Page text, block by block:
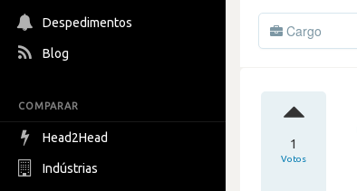
Despedimentos
Blog
COMPARAR
Head2Head
Indústrias
Cargo
1
Votos